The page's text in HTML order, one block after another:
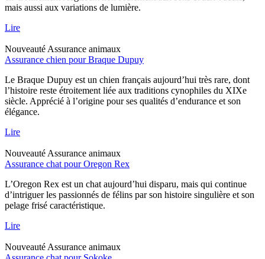
mais aussi aux variations de lumière.
Lire
Nouveauté Assurance animaux
Assurance chien pour Braque Dupuy
Le Braque Dupuy est un chien français aujourd’hui très rare, dont
l’histoire reste étroitement liée aux traditions cynophiles du XIXe
siècle. Apprécié à l’origine pour ses qualités d’endurance et son
élégance.
Lire
Nouveauté Assurance animaux
Assurance chat pour Oregon Rex
L’Oregon Rex est un chat aujourd’hui disparu, mais qui continue
d’intriguer les passionnés de félins par son histoire singulière et son
pelage frisé caractéristique.
Lire
Nouveauté Assurance animaux